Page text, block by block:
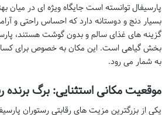
پارسیفال توانسته است جایگاه ویژه ای در
بسیار دنج و دوستانه دارد که احساس راحتی و
گزینه های غذای سالم و بدون گوشت هستند،
بخش گیاهی است. این مکان به خصوص برای
به شمار می رود.
موقعیت مکانی استثنایی: برگ برنده
یکی از بزرگترین مزیت های رقابتی رستوران